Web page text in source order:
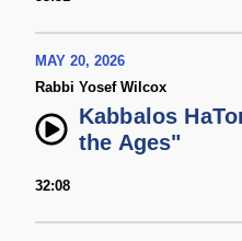
MAY 20, 2026
Rabbi Yosef Wilcox
Kabbalos
the Ages"
32:08